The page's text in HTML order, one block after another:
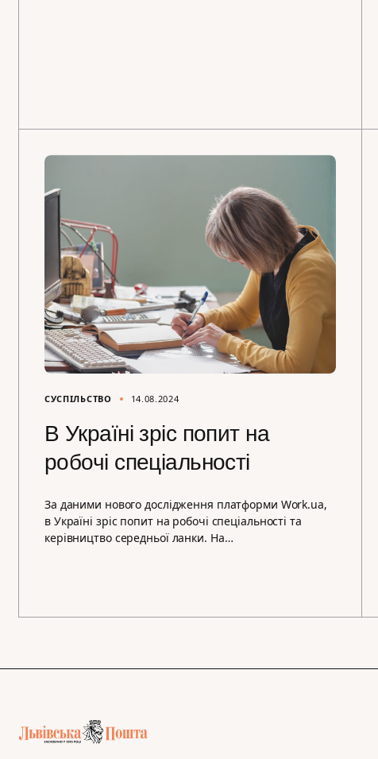
СУСПІЛЬСТВО 14.08.2024
В Україні зріс попит на
робочі спеціальності
За даними нового дослідження платформи Work.uа,
в Україні зріс попит на робочі спеціальності та
керівництво середньої ланки. На…